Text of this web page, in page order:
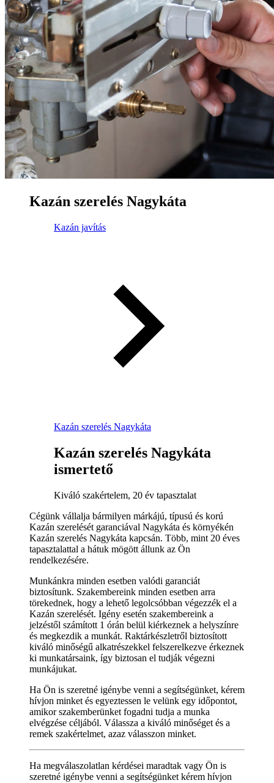
Kazán szerelés Nagykáta
Kazán javítás
Kazán szerelés Nagykáta
Kazán szerelés Nagykáta
ismertető
Kiváló szakértelem, 20 év tapasztalat
Cégünk vállalja bármilyen márkájú, típusú és korú
Kazán szerelését garanciával Nagykáta és környékén
Kazán szerelés Nagykáta kapcsán. Több, mint 20 éves
tapasztalattal a hátuk mögött állunk az Ön
rendelkezésére.
Munkánkra minden esetben valódi garanciát
biztosítunk. Szakembereink minden esetben arra
törekednek, hogy a lehető legolcsóbban végezzék el a
Kazán szerelését. Igény esetén szakembereink a
jelzéstől számított 1 órán belül kiérkeznek a helyszínre
és megkezdik a munkát. Raktárkészletről biztosított
kiváló minőségű alkatrészekkel felszerelkezve érkeznek
ki munkatársaink, így biztosan el tudják végezni
munkájukat.
Ha Ön is szeretné igénybe venni a segítségünket, kérem
hívjon minket és egyeztessen le velünk egy időpontot,
amikor szakemberünket fogadni tudja a munka
elvégzése céljából. Válassza a kiváló minőséget és a
remek szakértelmet, azaz válasszon minket.
Ha megválaszolatlan kérdései maradtak vagy Ön is
szeretné igénybe venni a segítségünket kérem hívjon